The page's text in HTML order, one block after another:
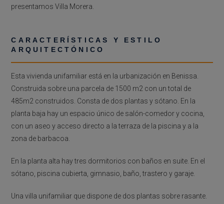
presentamos Villa Morera.
CARACTERÍSTICAS Y ESTILO
ARQUITECTÓNICO
Esta vivienda unifamiliar está en la urbanización en Benissa.
Construida sobre una parcela de 1500 m2 con un total de
485m2 construidos. Consta de dos plantas y sótano. En la
planta baja hay un espacio único de salón-comedor y cocina,
con un aseo y acceso directo a la terraza de la piscina y a la
zona de barbacoa.
En la planta alta hay tres dormitorios con baños en suite. En el
sótano, piscina cubierta, gimnasio, baño, trastero y garaje.
Una villa unifamiliar que dispone de dos plantas sobre rasante.